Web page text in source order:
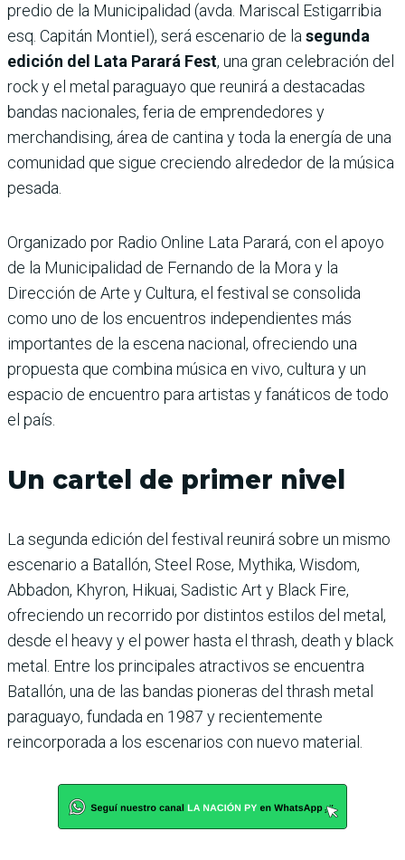
predio de la Municipalidad (avda. Mariscal Estigarribia
esq. Capitán Montiel), será escenario de la segunda
edición del Lata Parará Fest, una gran celebración del
rock y el metal paraguayo que reunirá a destacadas
bandas nacionales, feria de emprendedores y
merchandising, área de cantina y toda la energía de una
comunidad que sigue creciendo alrededor de la música
pesada.
Organizado por Radio Online Lata Parará, con el apoyo
de la Municipalidad de Fernando de la Mora y la
Dirección de Arte y Cultura, el festival se consolida
como uno de los encuentros independientes más
importantes de la escena nacional, ofreciendo una
propuesta que combina música en vivo, cultura y un
espacio de encuentro para artistas y fanáticos de todo
el país.
Un cartel de primer nivel
La segunda edición del festival reunirá sobre un mismo
escenario a Batallón, Steel Rose, Mythika, Wisdom,
Abbadon, Khyron, Hikuai, Sadistic Art y Black Fire,
ofreciendo un recorrido por distintos estilos del metal,
desde el heavy y el power hasta el thrash, death y black
metal. Entre los principales atractivos se encuentra
Batallón, una de las bandas pioneras del thrash metal
paraguayo, fundada en 1987 y recientemente
reincorporada a los escenarios con nuevo material.